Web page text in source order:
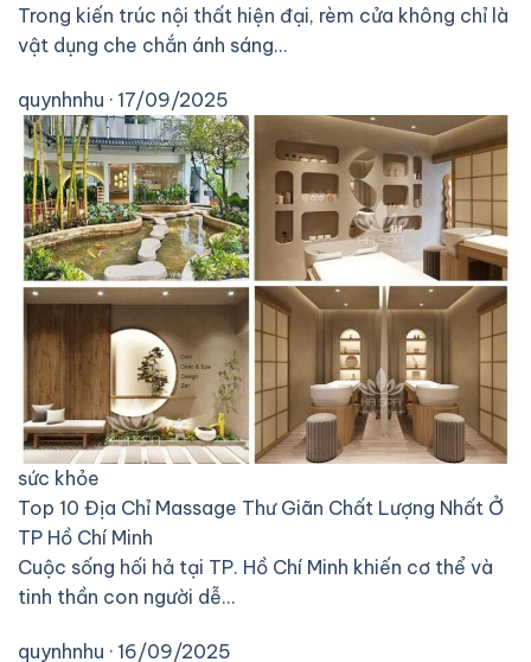
Trong kiến trúc nội thất hiện đại, rèm cửa không chỉ là
vật dụng che chắn ánh sáng…
quynhnhu · 17/09/2025
sức khỏe
Top 10 Địa Chỉ Massage Thư Giãn Chất Lượng Nhất Ở
TP Hồ Chí Minh
Cuộc sống hối hả tại TP. Hồ Chí Minh khiến cơ thể và
tinh thần con người dễ…
quynhnhu · 16/09/2025